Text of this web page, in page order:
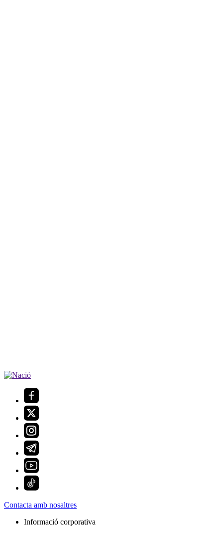
Contacta amb nosaltres
Informació corporativa